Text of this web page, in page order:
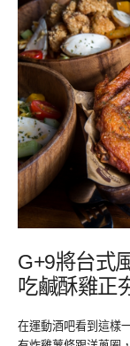
G+9將台式
吃鹹酥雞正
在運動酒吧看到這樣